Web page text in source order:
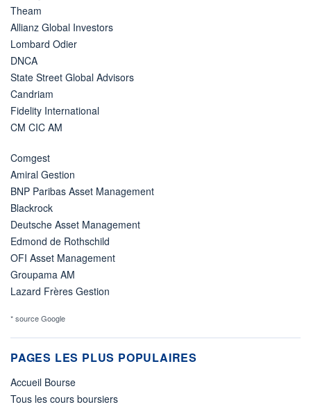
Theam
Allianz Global Investors
Lombard Odier
DNCA
State Street Global Advisors
Candriam
Fidelity International
CM CIC AM
Comgest
Amiral Gestion
BNP Paribas Asset Management
Blackrock
Deutsche Asset Management
Edmond de Rothschild
OFI Asset Management
Groupama AM
Lazard Frères Gestion
* source Google
PAGES LES PLUS POPULAIRES
Accueil Bourse
Tous les cours boursiers